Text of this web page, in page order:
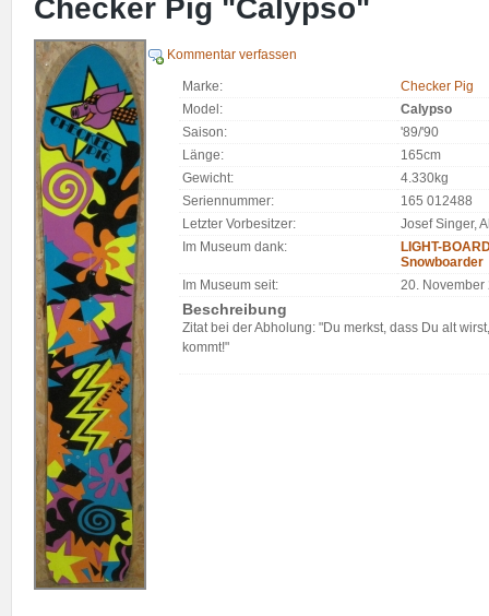
Checker Pig "Calypso"
Kommentar verfassen
Marke:
Checker Pig
Model:
Calypso
Saison:
'89/'90
Länge:
165cm
Gewicht:
4.330kg
Seriennummer:
165 012488
Letzter Vorbesitzer:
Josef Singer,
Im Museum dank:
LIGHT-
Snowboarder
Im Museum seit:
20. November
Beschreibung
Zitat bei der Abholung: "Du merkst, dass Du alt
kommt!"